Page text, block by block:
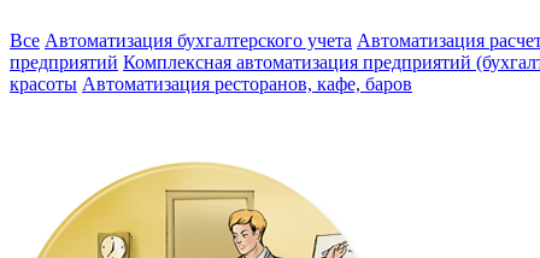
Все Автоматизация бухгалтерского учета Автоматизация
предприятий Комплексная автоматизация предприятий
красоты Автоматизация ресторанов, кафе, баров